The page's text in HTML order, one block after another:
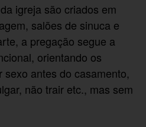
igreja são criados em
salões de sinuca e
a pregação segue a
orientando os
antes do casamento,
não trair etc., mas sem